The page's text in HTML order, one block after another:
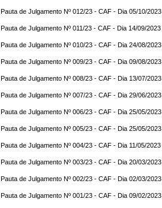
Pauta de Julgamento Nº 012/23 - CAF - Dia 05/10/2023
Pauta de Julgamento Nº 011/23 - CAF - Dia 14/09/2023
Pauta de Julgamento Nº 010/23 - CAF - Dia 24/08/2023
Pauta de Julgamento Nº 009/23 - CAF - Dia 09/08/2023
Pauta de Julgamento Nº 008/23 - CAF - Dia 13/07/2023
Pauta de Julgamento Nº 007/23 - CAF - Dia 29/06/2023
Pauta de Julgamento Nº 006/23 - CAF - Dia 25/05/2023
Pauta de Julgamento Nº 005/23 - CAF - Dia 25/05/2023
Pauta de Julgamento Nº 004/23 - CAF - Dia 11/05/2023
Pauta de Julgamento Nº 003/23 - CAF - Dia 20/03/2023
Pauta de Julgamento Nº 002/23 - CAF - Dia 02/03/2023
Pauta de Julgamento Nº 001/23 - CAF - Dia 09/02/2023